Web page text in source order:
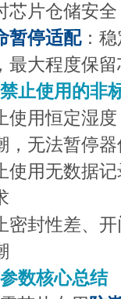
芯片仓储安全
暂停适配：
最大程度保
止使用的非
使用恒定湿
，无法暂停
使用无数据
密封性差、
数核心总结